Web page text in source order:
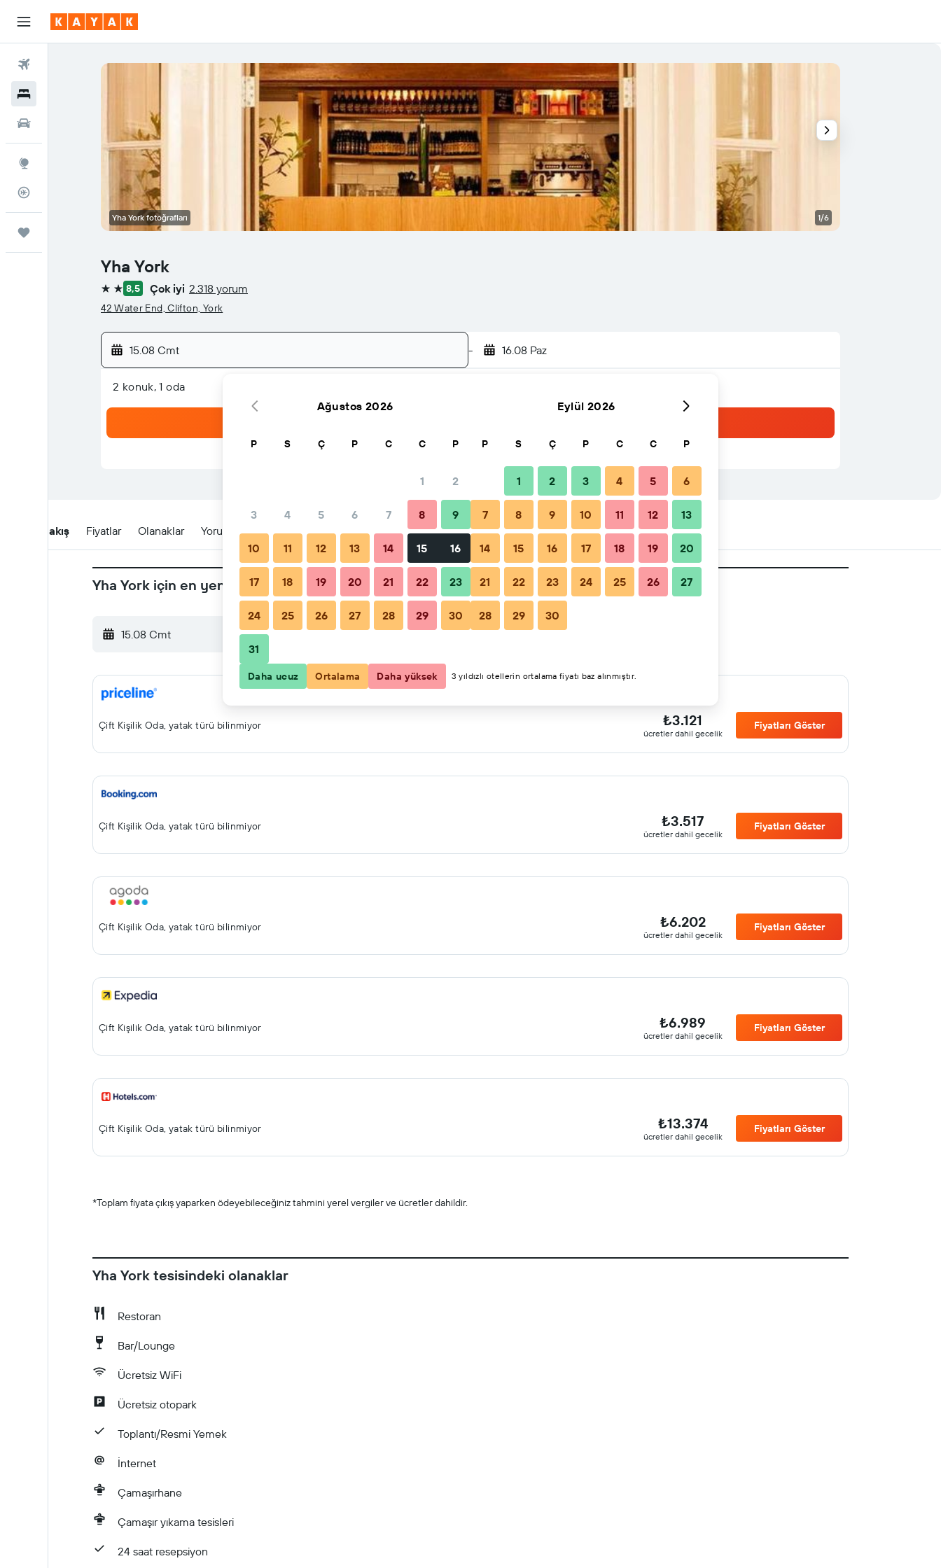
Yha York
2 yıldız8,5 Çok iyi 2.318 yorum
42 Water End, Clifton, York
15.08 Cmt - 16.08 Paz
2 konuk, 1 oda
Yha York fotoğrafları 1/6
Genel Bakış Fiyatlar Olanaklar Yorumlar Konum İpuçları ve SSS Yakındaki tesisler
Yha York için en yeni fırsatlar
15.08 Cmt 16.08 Paz 2 konuk, 1 oda
Çift ​Kişilik Oda, yatak türü bilinmiyor ₺3.121
ücretler dahil gecelik
Fiyatları Göster
Çift ​Kişilik Oda, yatak türü bilinmiyor ₺3.517
ücretler dahil gecelik
Fiyatları Göster
Çift ​Kişilik Oda, yatak türü bilinmiyor ₺6.202
ücretler dahil gecelik
Fiyatları Göster
Çift ​Kişilik Oda, yatak türü bilinmiyor ₺6.989
ücretler dahil gecelik
Fiyatları Göster
Çift ​Kişilik Oda, yatak türü bilinmiyor ₺13.374
ücretler dahil gecelik
Fiyatları Göster
*Toplam fiyata çıkış yaparken ödeyebileceğiniz tahmini yerel vergiler ve ücretler dahildir.
Yha York tesisindeki olanaklar
Restoran
Bar/Lounge
Ücretsiz WiFi
Ücretsiz otopark
Toplantı/Resmi Yemek
İnternet
Çamaşırhane
Çamaşır yıkama tesisleri
24 saat resepsiyon
Ağustos 2026
P S Ç P C C P
1 2
3 4 5 6 7 8 9
10 11 12 13 14 15 16
17 18 19 20 21 22 23
24 25 26 27 28 29 30
31
Eylül 2026
P S Ç P C C P
1 2 3 4 5 6
7 8 9 10 11 12 13
14 15 16 17 18 19 20
21 22 23 24 25 26 27
28 29 30
Daha ucuz Ortalama Daha yüksek 3 yıldızlı otellerin ortalama fiyatı baz alınmıştır.